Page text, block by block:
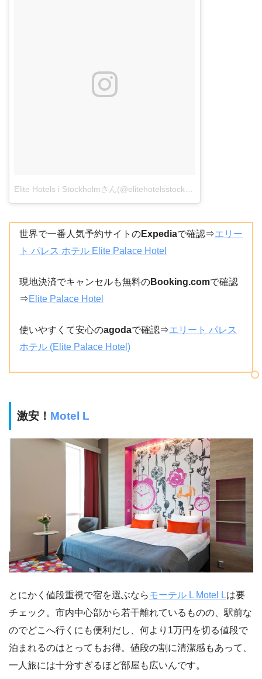
Elite Hotels i Stockholmさん(@elitehotelsstockholm)がシェアした投稿
世界で一番人気予約サイトのExpediaで確認⇒エリー
ト パレス ホテル Elite Palace Hotel
現地決済でキャンセルも無料のBooking.comで確認
⇒Elite Palace Hotel
使いやすくて安心のagodaで確認⇒エリート パレス
ホテル (Elite Palace Hotel)
激安！ Motel L
とにかく値段重視で宿を選ぶならモーテル L Motel Lは要
チェック。市内中心部から若干離れているものの、駅前な
のでどこへ行くにも便利だし、何より1万円を切る値段で
泊まれるのはとってもお得。値段の割に清潔感もあって、
一人旅には十分すぎるほど部屋も広いんです。